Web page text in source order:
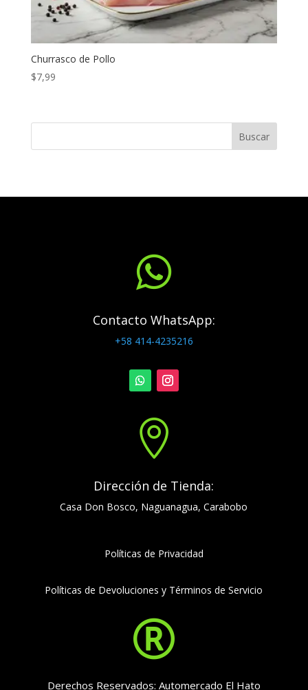
Churrasco de Pollo
$7,99
Buscar

Contacto WhatsApp:
+58 414-4235216

Dirección de Tienda:
Casa Don Bosco, Naguanagua, Carabobo
Políticas de Privacidad
Políticas de Devoluciones y Términos de Servicio

Derechos Reservados: Automercado El Hato